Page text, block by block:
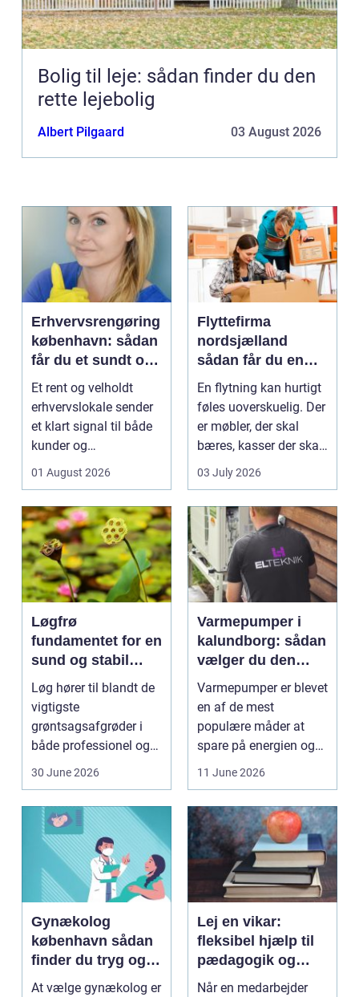
Bolig til leje: sådan finder du den
rette lejebolig
Albert Pilgaard 03 August 2026
Erhvervsrengøring
københavn: sådan
får du et sundt og
professionelt
arbejdsmiljø
Et rent og velholdt
erhvervslokale sender
et klart signal til både
kunder og
medarbejdere. Mange
01 August 2026
Flyttefirma
nordsjælland
sådan får du en
tryg og effektiv
flytning
En flytning kan hurtigt
føles uoverskuelig. Der
er møbler, der skal
bæres, kasser der skal
pakkes, o...
03 July 2026
Løgfrø
fundamentet for en
sund og stabil
løgavl
Løg hører til blandt de
vigtigste
grøntsagsafgrøder i
både professionel og
hobbybaseret
30 June 2026
Varmepumper i
kalundborg: sådan
vælger du den
rigtige løsning
Varmepumper er blevet
en af de mest
populære måder at
spare på energien og
få et bedre indeklima
11 June 2026
Gynækolog
københavn sådan
finder du tryg og
professionel hjælp
At vælge gynækolog er
Lej en vikar:
fleksibel hjælp til
pædagogik og
sundhed
Når en medarbejder